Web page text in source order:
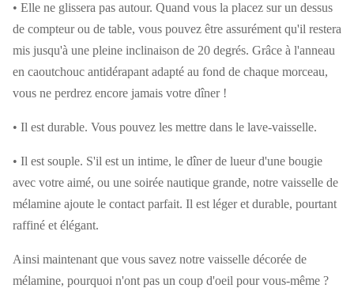
• Elle ne glissera pas autour. Quand vous la placez sur un dessus
de compteur ou de table, vous pouvez être assurément qu'il restera
mis jusqu'à une pleine inclinaison de 20 degrés. Grâce à l'anneau
en caoutchouc antidérapant adapté au fond de chaque morceau,
vous ne perdrez encore jamais votre dîner !
• Il est durable. Vous pouvez les mettre dans le lave-vaisselle.
• Il est souple. S'il est un intime, le dîner de lueur d'une bougie
avec votre aimé, ou une soirée nautique grande, notre vaisselle de
mélamine ajoute le contact parfait. Il est léger et durable, pourtant
raffiné et élégant.
Ainsi maintenant que vous savez notre vaisselle décorée de
mélamine, pourquoi n'ont pas un coup d'oeil pour vous-même ?